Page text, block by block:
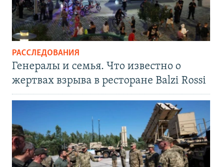
РАССЛЕДОВАНИЯ
Генералы и семья. Что известно о
жертвах взрыва в ресторане Balzi Rossi